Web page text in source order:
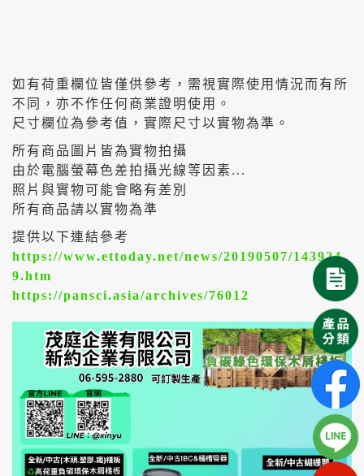
如有荷重欄位皆僅供參考，需視實際使用情況而有所
不同，亦不作任何商業證明使用。
尺寸欄位為參考值，實際尺寸以實物為準。
所有商品圖片皆為實物拍攝
由於電腦螢幕色差拍攝光線等因素...
照片與實物可能會略有差別
所有商品請以實物為準
提供以下連結參考
https://www.ettoday.net/news/20190507/143924
9.htm
https://pansci.asia/archives/76012